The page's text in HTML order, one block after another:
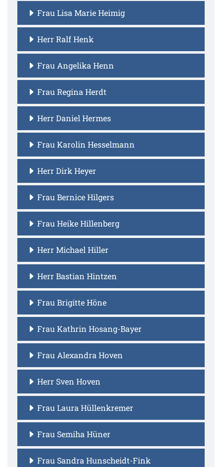
Frau Lisa Marie Heimig
Herr Ralf Henk
Frau Angelika Henn
Frau Regina Herdt
Herr Daniel Hermes
Frau Karolin Hesselmann
Herr Dirk Heyer
Frau Bernice Hilgers
Frau Heike Hillenberg
Herr Michael Hiller
Herr Bastian Hintzen
Frau Brigitte Höne
Frau Kathrin Hosang-Bayer
Frau Alexandra Hoven
Herr Sven Hoven
Frau Laura Hüllenkremer
Frau Semiha Hüner
Frau Sandra Hunscheidt-Fink